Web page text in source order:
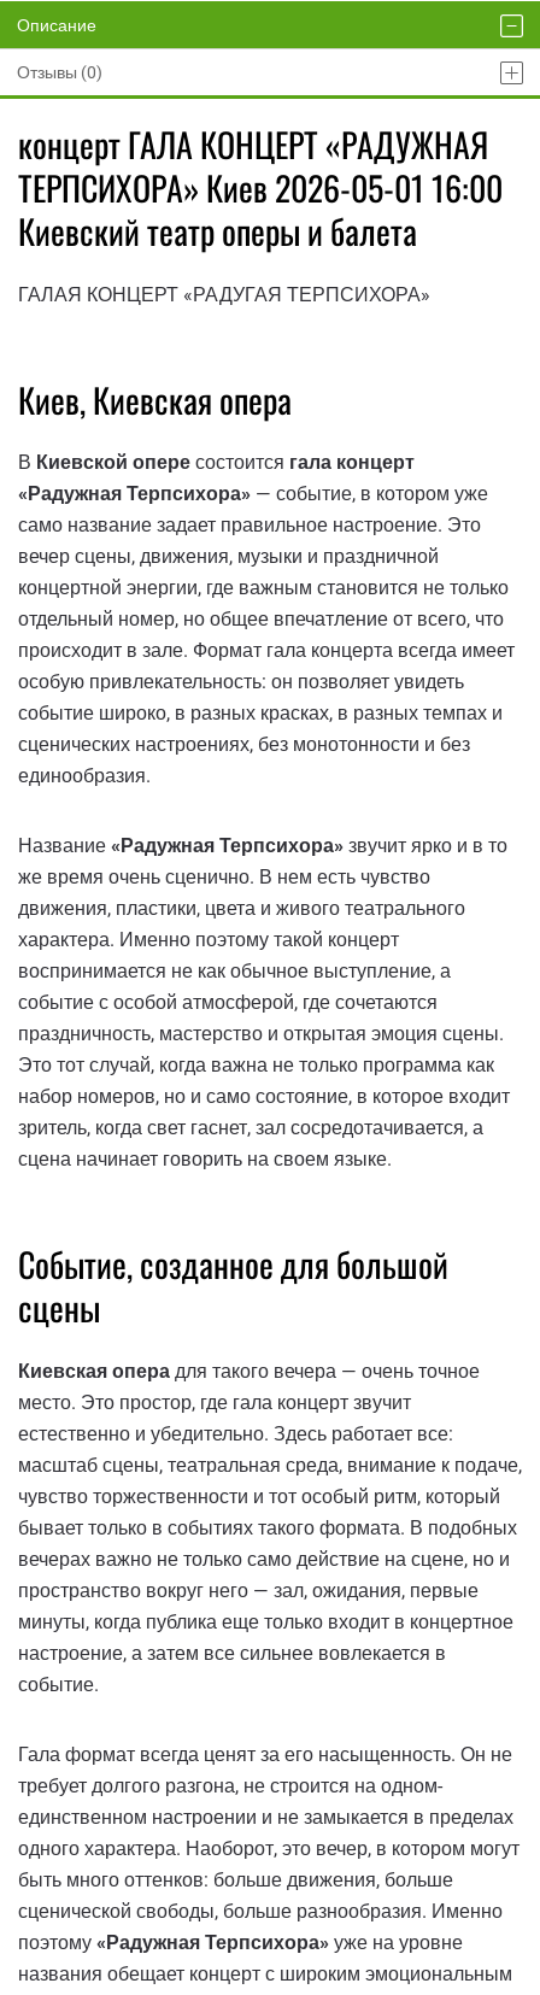
Описание
Отзывы (0)
концерт ГАЛА КОНЦЕРТ «РАДУЖНАЯ
ТЕРПСИХОРА» Киев 2026-05-01 16:00
Киевский театр оперы и балета
ГАЛАЯ КОНЦЕРТ «РАДУГАЯ ТЕРПСИХОРА»
Киев, Киевская опера
В Киевской опере состоится гала концерт
«Радужная Терпсихора» — событие, в котором уже
само название задает правильное настроение. Это
вечер сцены, движения, музыки и праздничной
концертной энергии, где важным становится не только
отдельный номер, но общее впечатление от всего, что
происходит в зале. Формат гала концерта всегда имеет
особую привлекательность: он позволяет увидеть
событие широко, в разных красках, в разных темпах и
сценических настроениях, без монотонности и без
единообразия.
Название «Радужная Терпсихора» звучит ярко и в то
же время очень сценично. В нем есть чувство
движения, пластики, цвета и живого театрального
характера. Именно поэтому такой концерт
воспринимается не как обычное выступление, а
событие с особой атмосферой, где сочетаются
праздничность, мастерство и открытая эмоция сцены.
Это тот случай, когда важна не только программа как
набор номеров, но и само состояние, в которое входит
зритель, когда свет гаснет, зал сосредотачивается, а
сцена начинает говорить на своем языке.
Событие, созданное для большой
сцены
Киевская опера для такого вечера — очень точное
место. Это простор, где гала концерт звучит
естественно и убедительно. Здесь работает все:
масштаб сцены, театральная среда, внимание к подаче,
чувство торжественности и тот особый ритм, который
бывает только в событиях такого формата. В подобных
вечерах важно не только само действие на сцене, но и
пространство вокруг него — зал, ожидания, первые
минуты, когда публика еще только входит в концертное
настроение, а затем все сильнее вовлекается в
событие.
Гала формат всегда ценят за его насыщенность. Он не
требует долгого разгона, не строится на одном-
единственном настроении и не замыкается в пределах
одного характера. Наоборот, это вечер, в котором могут
быть много оттенков: больше движения, больше
сценической свободы, больше разнообразия. Именно
поэтому «Радужная Терпсихора» уже на уровне
названия обещает концерт с широким эмоциональным